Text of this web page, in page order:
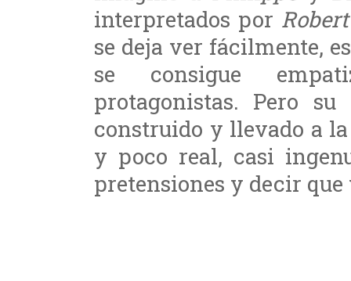
interpretados por
se deja ver fácilmente,
se consigue
protagonistas. Pero
construido y llevado a
y poco real, casi
pretensiones y decir